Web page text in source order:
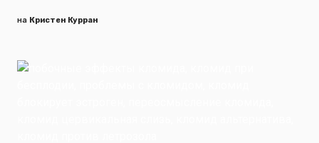
на Кристен Курран